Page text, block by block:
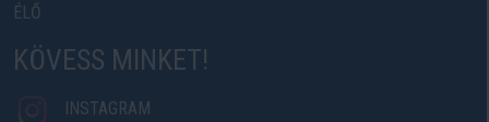
ÉLŐ
KÖVESS MINKET!
INSTAGRAM